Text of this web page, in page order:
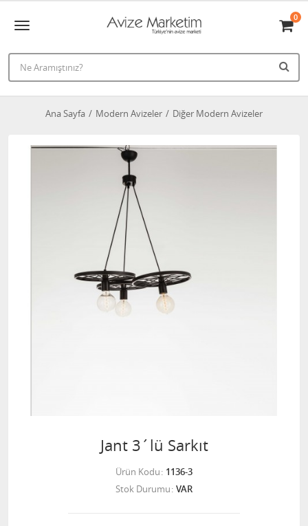
0
Ana Sayfa Modern Avizeler Diğer Modern Avizeler
Jant 3´lü Sarkıt
Ürün Kodu 1136-3
Stok Durumu VAR